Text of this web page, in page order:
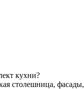
кухни?
столешница, фасады,